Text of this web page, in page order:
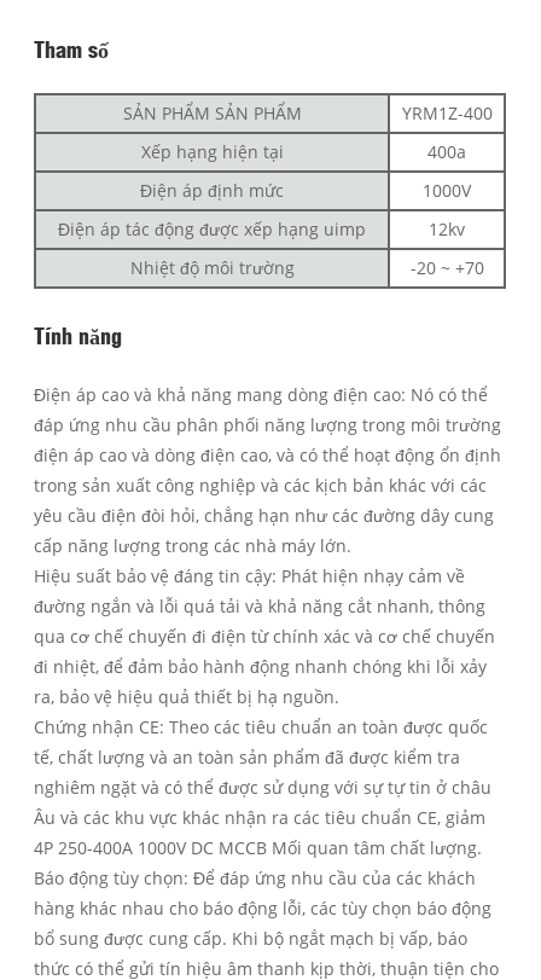
Tham số
SẢN PHẨM SẢN PHẨM
YRM1Z-400
Xếp hạng hiện tại
400a
Điện áp định mức
1000V
Điện áp tác động được xếp hạng uimp
12kv
Nhiệt độ môi trường
-20 ~ +70
Tính năng
Điện áp cao và khả năng mang dòng điện cao: Nó có thể
đáp ứng nhu cầu phân phối năng lượng trong môi trường
điện áp cao và dòng điện cao, và có thể hoạt động ổn định
trong sản xuất công nghiệp và các kịch bản khác với các
yêu cầu điện đòi hỏi, chẳng hạn như các đường dây cung
cấp năng lượng trong các nhà máy lớn.
Hiệu suất bảo vệ đáng tin cậy: Phát hiện nhạy cảm về
đường ngắn và lỗi quá tải và khả năng cắt nhanh, thông
qua cơ chế chuyến đi điện từ chính xác và cơ chế chuyến
đi nhiệt, để đảm bảo hành động nhanh chóng khi lỗi xảy
ra, bảo vệ hiệu quả thiết bị hạ nguồn.
Chứng nhận CE: Theo các tiêu chuẩn an toàn được quốc
tế, chất lượng và an toàn sản phẩm đã được kiểm tra
nghiêm ngặt và có thể được sử dụng với sự tự tin ở châu
Âu và các khu vực khác nhận ra các tiêu chuẩn CE, giảm
4P 250-400A 1000V DC MCCB Mối quan tâm chất lượng.
Báo động tùy chọn: Để đáp ứng nhu cầu của các khách
hàng khác nhau cho báo động lỗi, các tùy chọn báo động
bổ sung được cung cấp. Khi bộ ngắt mạch bị vấp, báo
thức có thể gửi tín hiệu âm thanh kịp thời, thuận tiện cho